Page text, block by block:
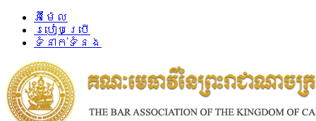
អ៊ីម៉ែល
របៀបប្រើ
ទំនាក់ទំនង